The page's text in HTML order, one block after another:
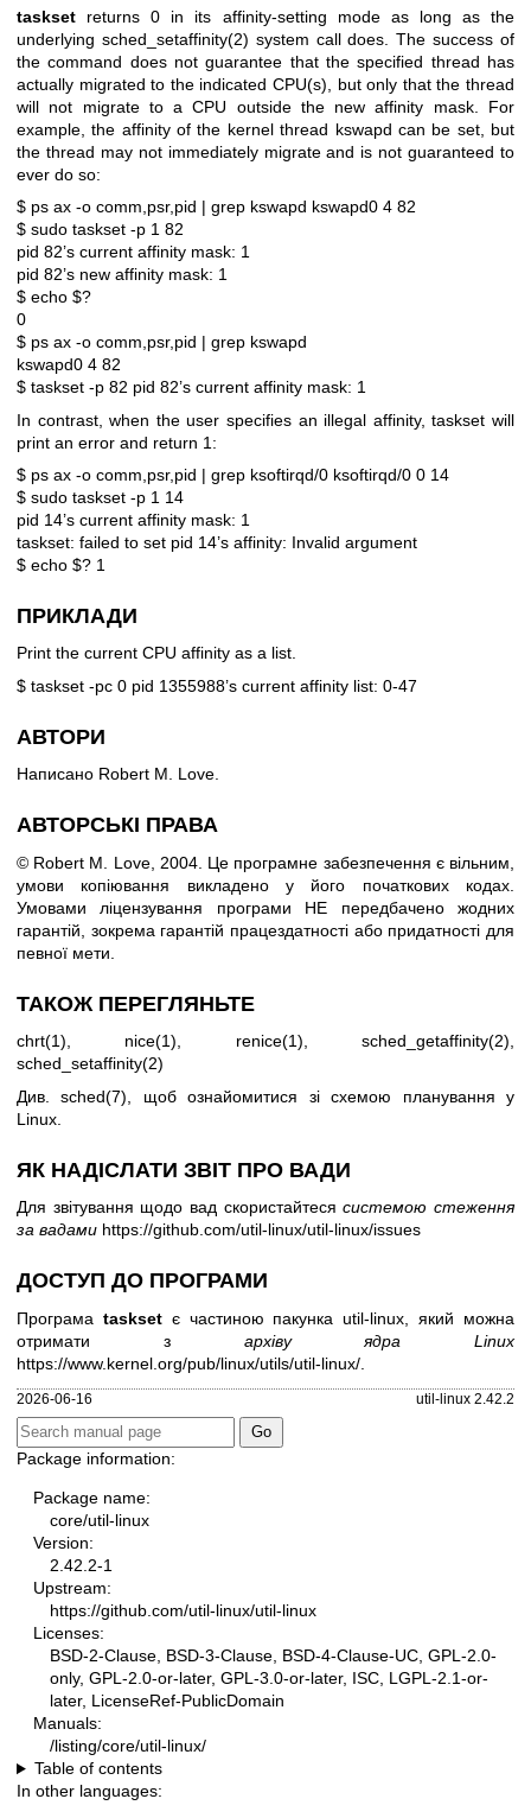
taskset returns 0 in its affinity-setting mode as long as the
underlying sched_setaffinity(2) system call does. The success of
the command does not guarantee that the specified thread has
actually migrated to the indicated CPU(s), but only that the thread
will not migrate to a CPU outside the new affinity mask. For
example, the affinity of the kernel thread kswapd can be set, but
the thread may not immediately migrate and is not guaranteed to
ever do so:
$ ps ax -o comm,psr,pid | grep kswapd kswapd0 4 82
$ sudo taskset -p 1 82
pid 82’s current affinity mask: 1
pid 82’s new affinity mask: 1
$ echo $?
0
$ ps ax -o comm,psr,pid | grep kswapd
kswapd0 4 82
$ taskset -p 82 pid 82’s current affinity mask: 1
In contrast, when the user specifies an illegal affinity, taskset will
print an error and return 1:
$ ps ax -o comm,psr,pid | grep ksoftirqd/0 ksoftirqd/0 0 14
$ sudo taskset -p 1 14
pid 14’s current affinity mask: 1
taskset: failed to set pid 14’s affinity: Invalid argument
$ echo $? 1
ПРИКЛАДИ
Print the current CPU affinity as a list.
$ taskset -pc 0 pid 1355988’s current affinity list: 0-47
АВТОРИ
Написано Robert M. Love.
АВТОРСЬКІ ПРАВА
© Robert M. Love, 2004. Це програмне забезпечення є вільним,
умови копіювання викладено у його початкових кодах.
Умовами ліцензування програми НЕ передбачено жодних
гарантій, зокрема гарантій працездатності або придатності для
певної мети.
ТАКОЖ ПЕРЕГЛЯНЬТЕ
chrt(1), nice(1), renice(1),sched_getaffinity(2),
sched_setaffinity(2)
Див.sched(7) , щоб ознайомитися зі схемою планування у
Linux.
ЯК НАДІСЛАТИ ЗВІТ ПРО ВАДИ
Для звітування щодо вад скористайтесясистемою стеження
за вадами https://github.com/util-linux/util-linux/issues
ДОСТУП ДО ПРОГРАМИ
Програма tasksetє частиною пакунка util-linux, який можна
отримати з архіву ядра Linux
https://www.kernel.org/pub/linux/utils/util-linux/
2026-06-16 util-linux 2.42.2
Package information:
Package name:
core/util-linux
Version:
2.42.2-1
Upstream:
https://github.com/util-linux/util-linux
Licenses:
BSD-2-Clause, BSD-3-Clause, BSD-4-Clause-UC, GPL-2.0-
only, GPL-2.0-or-later, GPL-3.0-or-later, ISC, LGPL-2.1-or-
later, LicenseRef-PublicDomain
Manuals:
/listing/core/util-linux/
Table of contents
In other languages: